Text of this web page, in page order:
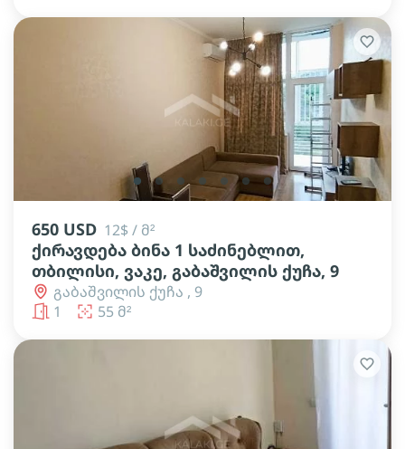
lens lens lens lens lens lens
650 USD 12$ / მ²
ქირავდება ბინა 1 საძინებლით,
თბილისი, ვაკე, გაბაშვილის ქუჩა, 9
გაბაშვილის ქუჩა , 9
1
55 მ²